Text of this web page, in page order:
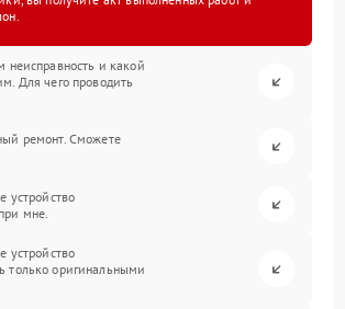
и какой
Для чего проводить
ремонт. Сможете
устройство
мне.
устройство
только оригинальными